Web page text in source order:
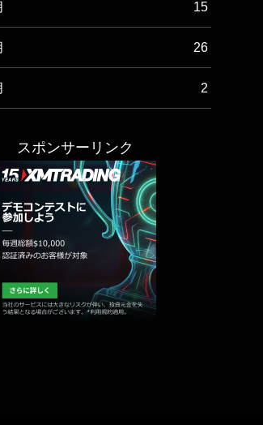
15
26
2
スポンサーリンク